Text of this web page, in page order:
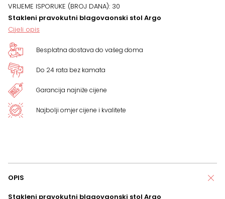
VRIJEME ISPORUKE (BROJ DANA): 30
Stakleni pravokutni blagovaonski stol Argo
Cijeli opis
Besplatna dostava do vašeg doma
Do 24 rata bez kamata
Garancija najniže cijene
Najbolji omjer cijene i kvalitete
OPIS
Stakleni pravokutni blagovaonski stol Argo